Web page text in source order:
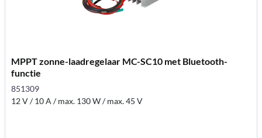
MPPT zonne-laadregelaar MC-SC10 met Bluetooth-
functie
851309
12 V / 10 A / max. 130 W / max. 45 V